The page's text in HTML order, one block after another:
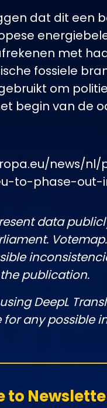
dat dit een
met
fossiele
om
begin van de
news/nl/
eu-to-phase-
data
publication.
DeepL
for any possible
to